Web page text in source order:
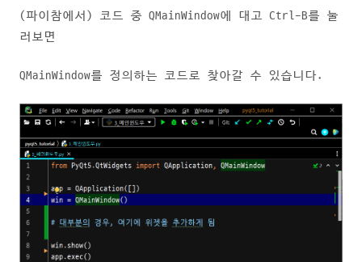
(파이참에서) 코드 중 QMainWindow에 대고 Ctrl-B를 눌
러보면
QMainWindow를 정의하는 코드로 찾아갈 수 있습니다.